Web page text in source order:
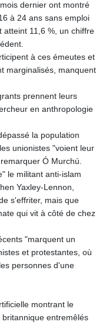
dernier ont montré
à 24 ans sans emploi
atteint 11,6 %, un chiffre
à ces émeutes et
marginalisés, manquent
prennent leurs
en anthropologie
la population
unionistes "voient leur
Ó Murchú.
le militant anti-islam
Yaxley-Lennon,
s'effriter, mais que
qui vit à côté de chez
"marquent un
et protestantes, où
personnes d'une
montrant le
entremêlés